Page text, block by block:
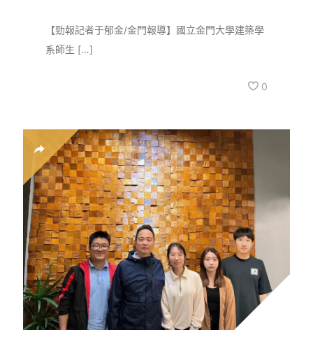
【勁報記者于郁金/金門報導】國立金門大學建築學
系師生 […]
0